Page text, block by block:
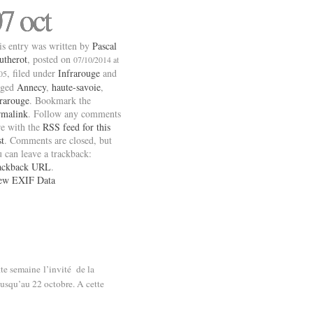
oct
entry was written by Pascal
, posted on 07/10/2014 at
, filed under Infrarouge and
Annecy, haute-savoie,
. Bookmark the
. Follow any comments
with the RSS feed for this
. Comments are closed, but
can leave a trackback:
URL.
EXIF Data
semaine l’invité de la
22 octobre. A cette